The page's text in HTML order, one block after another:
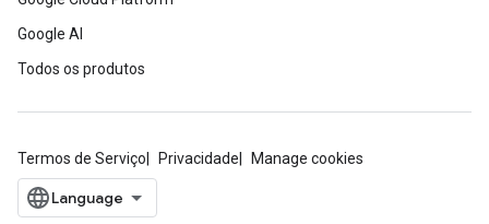
Google AI
Todos os produtos
Termos de Serviço Privacidade Manage cookies